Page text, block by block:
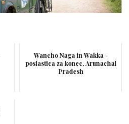
Wancho Naga in Wakka -
poslastica za konec, Arunachal
Pradesh